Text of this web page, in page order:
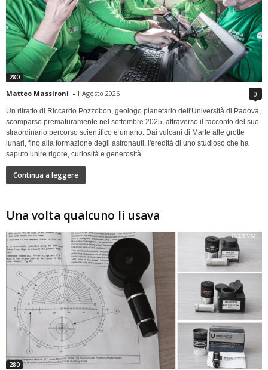
280
Matteo Massironi - 1 Agosto 2026 0
Un ritratto di Riccardo Pozzobon, geologo planetario dell'Università di Padova,
scomparso prematuramente nel settembre 2025, attraverso il racconto del suo
straordinario percorso scientifico e umano. Dai vulcani di Marte alle grotte
lunari, fino alla formazione degli astronauti, l'eredità di uno studioso che ha
saputo unire rigore, curiosità e generosità
Continua a leggere
Una volta qualcuno li usava
280